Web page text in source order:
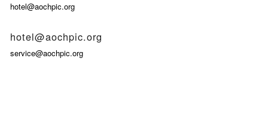
hotel@aochpic.org
hotel@aochpic.org
service@aochpic.org